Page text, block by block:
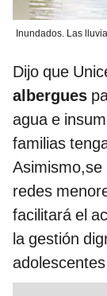
Inundados. Las
Dijo que
albergues
agua e
familias
Asimismo,se
redes
facilitará el
la gestión